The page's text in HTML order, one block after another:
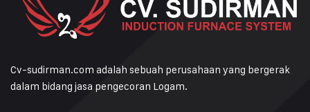
Cv-sudirman.com adalah sebuah perusahaan yang bergerak
dalam bidang jasa pengecoran Logam.